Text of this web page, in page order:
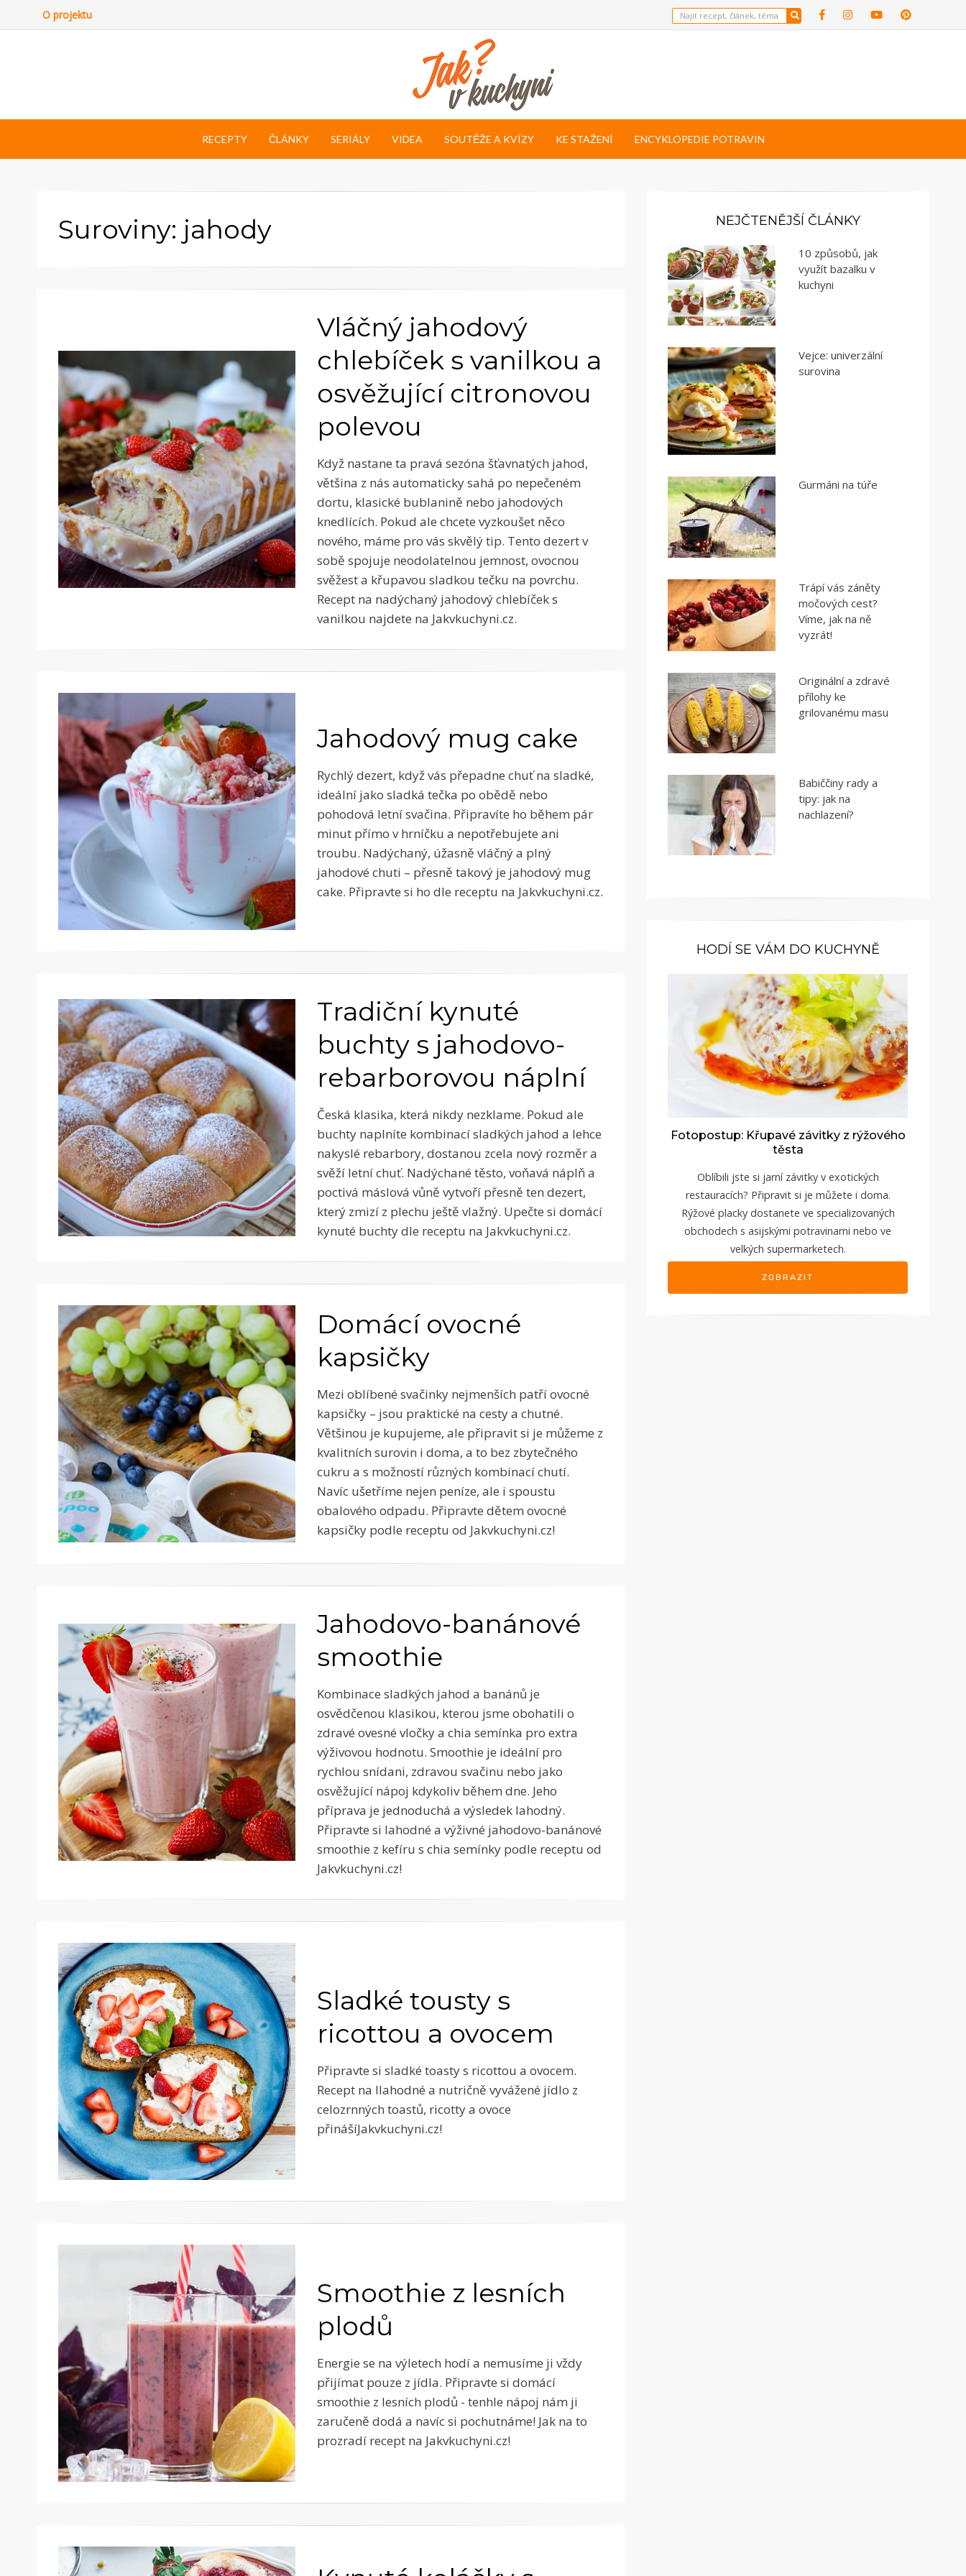
O projektu
RECEPTY ČLÁNKY SERIÁLY VIDEA SOUTĚŽE A KVÍZY KE STAŽENÍ ENCYKLOPEDIE POTRAVIN
Suroviny: jahody
Vláčný jahodový
chlebíček s vanilkou a
osvěžující citronovou
polevou
Když nastane ta pravá sezóna šťavnatých jahod,
většina z nás automaticky sahá po nepečeném
dortu, klasické bublanině nebo jahodových
knedlících. Pokud ale chcete vyzkoušet něco
nového, máme pro vás skvělý tip. Tento dezert v
sobě spojuje neodolatelnou jemnost, ovocnou
svěžest a křupavou sladkou tečku na povrchu.
Recept na nadýchaný jahodový chlebíček s
vanilkou najdete na Jakvkuchyni.cz.
Jahodový mug cake
Rychlý dezert, když vás přepadne chuť na sladké,
ideální jako sladká tečka po obědě nebo
pohodová letní svačina. Připravíte ho během pár
minut přímo v hrníčku a nepotřebujete ani
troubu. Nadýchaný, úžasně vláčný a plný
jahodové chuti – přesně takový je jahodový mug
cake. Připravte si ho dle receptu na Jakvkuchyni.cz.
Tradiční kynuté
buchty s jahodovo-
rebarborovou náplní
Česká klasika, která nikdy nezklame. Pokud ale
buchty naplníte kombinací sladkých jahod a lehce
nakyslé rebarbory, dostanou zcela nový rozměr a
svěží letní chuť. Nadýchané těsto, voňavá náplň a
poctivá máslová vůně vytvoří přesně ten dezert,
který zmizí z plechu ještě vlažný. Upečte si domácí
kynuté buchty dle receptu na Jakvkuchyni.cz.
Domácí ovocné
kapsičky
Mezi oblíbené svačinky nejmenších patří ovocné
kapsičky – jsou praktické na cesty a chutné.
Většinou je kupujeme, ale připravit si je můžeme z
kvalitních surovin i doma, a to bez zbytečného
cukru a s možností různých kombinací chutí.
Navíc ušetříme nejen peníze, ale i spoustu
obalového odpadu. Připravte dětem ovocné
kapsičky podle receptu od Jakvkuchyni.cz!
Jahodovo-banánové
smoothie
Kombinace sladkých jahod a banánů je
osvědčenou klasikou, kterou jsme obohatili o
zdravé ovesné vločky a chia semínka pro extra
výživovou hodnotu. Smoothie je ideální pro
rychlou snídani, zdravou svačinu nebo jako
osvěžující nápoj kdykoliv během dne. Jeho
příprava je jednoduchá a výsledek lahodný.
Připravte si lahodné a výživné jahodovo-banánové
smoothie z kefíru s chia semínky podle receptu od
Jakvkuchyni.cz!
Sladké tousty s
ricottou a ovocem
Připravte si sladké toasty s ricottou a ovocem.
Recept na llahodné a nutričně vyvážené jídlo z
celozrnných toastů, ricotty a ovoce
přinášíJakvkuchyni.cz!
Smoothie z lesních
plodů
Energie se na výletech hodí a nemusíme ji vždy
přijímat pouze z jídla. Připravte si domácí
smoothie z lesních plodů - tenhle nápoj nám ji
zaručeně dodá a navíc si pochutnáme! Jak na to
prozradí recept na Jakvkuchyni.cz!
NEJČTENĚJŠÍ ČLÁNKY
10 způsobů, jak
využít bazalku v
kuchyni
Vejce: univerzální
surovina
Gurmáni na túře
Trápí vás záněty
močových cest?
Víme, jak na ně
vyzrát!
Originální a zdravé
přílohy ke
grilovanému masu
Babiččiny rady a
tipy: jak na
nachlazení?
HODÍ SE VÁM DO KUCHYNĚ
Fotopostup: Křupavé závitky z rýžového
těsta
Oblíbili jste si jarní závitky v exotických
restauracích? Připravit si je můžete i doma.
Rýžové placky dostanete ve specializovaných
obchodech s asijskými potravinami nebo ve
velkých supermarketech.
ZOBRAZIT